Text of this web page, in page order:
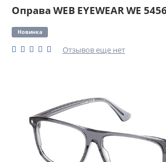
Оправа WEB EYEWEAR WE
Новинка
Отзывов еще нет